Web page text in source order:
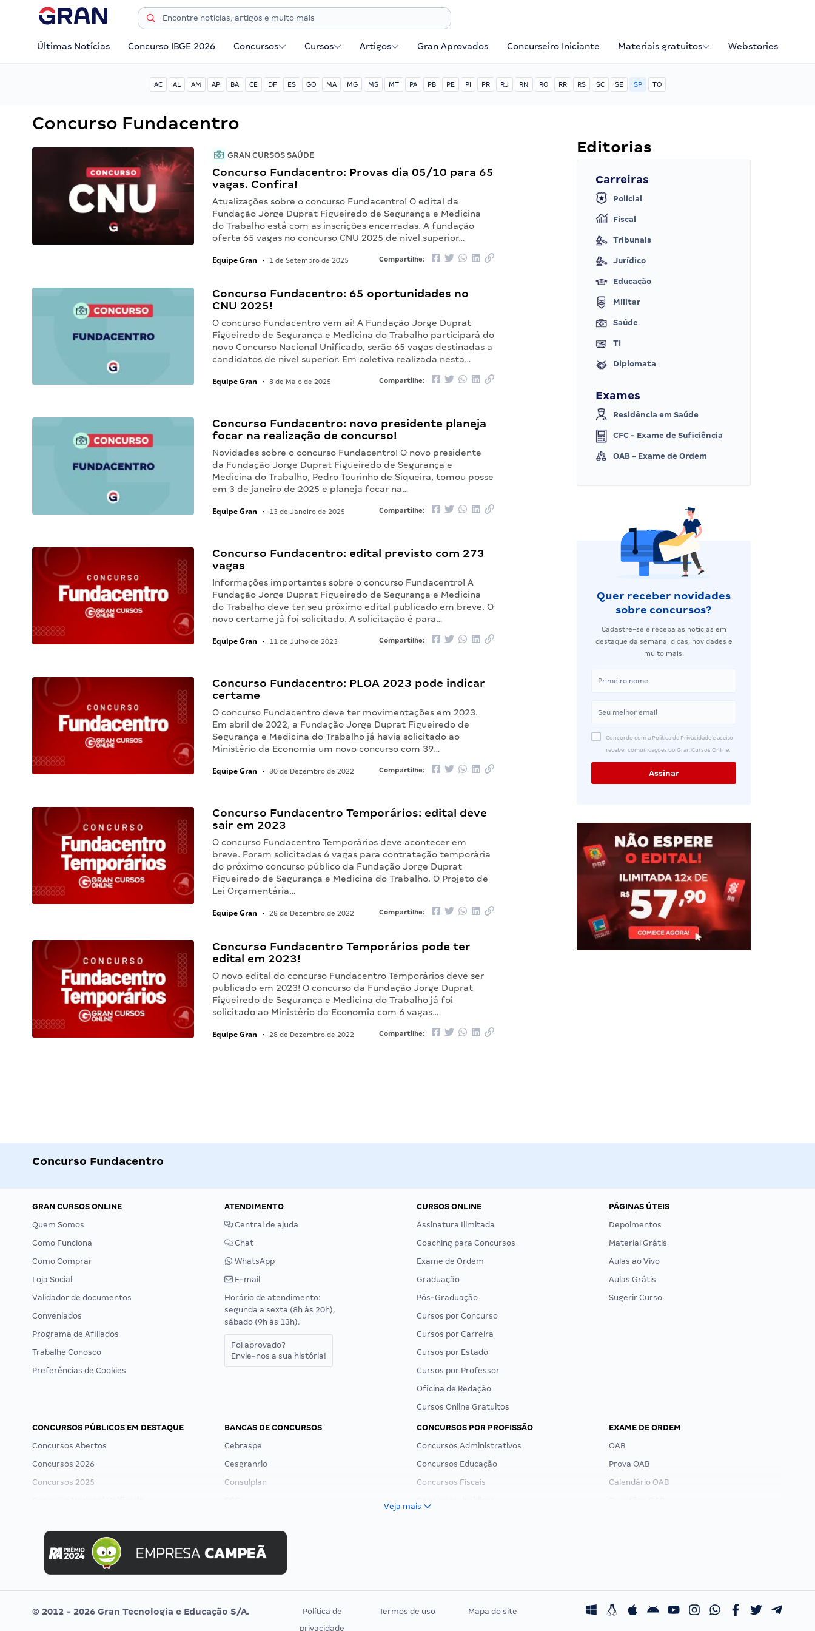
Últimas Notícias Concurso IBGE 2026 Concursos Cursos Artigos Gran Aprovados Concurseiro Iniciante Materiais gratuitos Webstories
AC AL AM AP BA CE DF ES GO MA MG MS MT PA PB PE PI PR RJ RN RO RR RS SC SE SP TO
Concurso Fundacentro
GRAN CURSOS SAÚDE
Concurso Fundacentro: Provas dia 05/10 para 65
vagas. Confira!
Atualizações sobre o concurso Fundacentro! O edital da
Fundação Jorge Duprat Figueiredo de Segurança e Medicina
do Trabalho está com as inscrições encerradas. A fundação
oferta 65 vagas no concurso CNU 2025 de nível superior…
Equipe Gran • 1 de Setembro de 2025 Compartilhe:
Concurso Fundacentro: 65 oportunidades no
CNU 2025!
O concurso Fundacentro vem aí! A Fundação Jorge Duprat
Figueiredo de Segurança e Medicina do Trabalho participará do
novo Concurso Nacional Unificado, serão 65 vagas destinadas a
candidatos de nível superior. Em coletiva realizada nesta…
Equipe Gran • 8 de Maio de 2025 Compartilhe:
Concurso Fundacentro: novo presidente planeja
focar na realização de concurso!
Novidades sobre o concurso Fundacentro! O novo presidente
da Fundação Jorge Duprat Figueiredo de Segurança e
Medicina do Trabalho, Pedro Tourinho de Siqueira, tomou posse
em 3 de janeiro de 2025 e planeja focar na…
Equipe Gran • 13 de Janeiro de 2025 Compartilhe:
Concurso Fundacentro: edital previsto com 273
vagas
Informações importantes sobre o concurso Fundacentro! A
Fundação Jorge Duprat Figueiredo de Segurança e Medicina
do Trabalho deve ter seu próximo edital publicado em breve. O
novo certame já foi solicitado. A solicitação é para…
Equipe Gran • 11 de Julho de 2023 Compartilhe:
Concurso Fundacentro: PLOA 2023 pode indicar
certame
O concurso Fundacentro deve ter movimentações em 2023.
Em abril de 2022, a Fundação Jorge Duprat Figueiredo de
Segurança e Medicina do Trabalho já havia solicitado ao
Ministério da Economia um novo concurso com 39…
Equipe Gran • 30 de Dezembro de 2022 Compartilhe:
Concurso Fundacentro Temporários: edital deve
sair em 2023
O concurso Fundacentro Temporários deve acontecer em
breve. Foram solicitadas 6 vagas para contratação temporária
do próximo concurso público da Fundação Jorge Duprat
Figueiredo de Segurança e Medicina do Trabalho. O Projeto de
Lei Orçamentária…
Equipe Gran • 28 de Dezembro de 2022 Compartilhe:
Concurso Fundacentro Temporários pode ter
edital em 2023!
O novo edital do concurso Fundacentro Temporários deve ser
publicado em 2023! O concurso da Fundação Jorge Duprat
Figueiredo de Segurança e Medicina do Trabalho já foi
solicitado ao Ministério da Economia com 6 vagas…
Equipe Gran • 28 de Dezembro de 2022 Compartilhe:
Editorias
Carreiras
Policial
Fiscal
Tribunais
Jurídico
Educação
Militar
Saúde
TI
Diplomata
Exames
Residência em Saúde
CFC - Exame de Suficiência
OAB - Exame de Ordem
Quer receber novidades
sobre concursos?
Cadastre-se e receba as notícias em
destaque da semana, dicas, novidades e
muito mais.
Concordo com a Política de Privacidade e aceito
receber comunicações do Gran Cursos Online.
Concurso Fundacentro
GRAN CURSOS ONLINE
Quem Somos
Como Funciona
Como Comprar
Loja Social
Validador de documentos
Conveniados
Programa de Afiliados
Trabalhe Conosco
Preferências de Cookies
ATENDIMENTO
Central de ajuda
Chat
WhatsApp
E-mail
Horário de atendimento:
segunda a sexta (8h às 20h),
sábado (9h às 13h).
Foi aprovado?
Envie-nos a sua história!
CURSOS ONLINE
Assinatura Ilimitada
Coaching para Concursos
Exame de Ordem
Graduação
Pós-Graduação
Cursos por Concurso
Cursos por Carreira
Cursos por Estado
Cursos por Professor
Oficina de Redação
Cursos Online Gratuitos
PÁGINAS ÚTEIS
Depoimentos
Material Grátis
Aulas ao Vivo
Aulas Grátis
Sugerir Curso
CONCURSOS PÚBLICOS EM DESTAQUE
Concursos Abertos
Concursos 2026
Concursos 2025
Concurso MPU
Editais publicados
BANCAS DE CONCURSOS
Cebraspe
Cesgranrio
Consulplan
Selecon
Uniase
Vunesp
CONCURSOS POR PROFISSÃO
Concursos Administrativos
Concursos Educação
Concursos Fiscais
Residência Multiprofissional
EXAME DE ORDEM
OAB
Prova OAB
Calendário OAB
Veja mais
© 2012 - 2026 Gran Tecnologia e Educação S/A.
Política de
privacidade
Termos de uso Mapa do site